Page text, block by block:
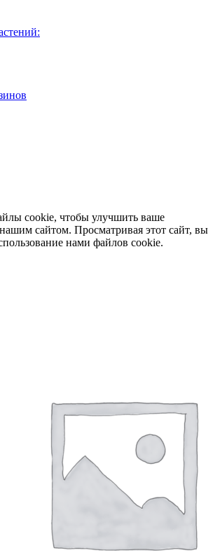
cookie, чтобы улучшить ваше
сайтом. Просматривая этот сайт, вы
нами файлов cookie.